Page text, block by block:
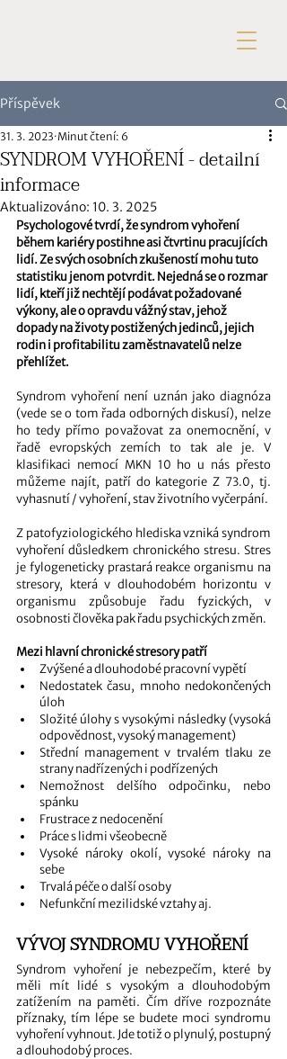
Příspěvek
SYNDROM VYHOŘENÍ - detailní
informace
31. 3. 2023 Minut čtení: 6
Aktualizováno: 10. 3. 2025
Psychologové tvrdí, že syndrom vyhoření
během kariéry postihne asi čtvrtinu pracujících
lidí. Ze svých osobních zkušeností mohu tuto
statistiku jenom potvrdit. Nejedná se o rozmar
lidí, kteří již nechtějí podávat požadované
výkony, ale o opravdu vážný stav, jehož
dopady na životy postižených jedinců, jejich
rodin i profitabilitu zaměstnavatelů nelze
přehlížet.
Syndrom vyhoření není uznán jako diagnóza
(vede se o tom řada odborných diskusí), nelze
ho tedy přímo považovat za onemocnění, v
řadě evropských zemích to tak ale je. V
klasifikaci nemocí MKN 10 ho u nás přesto
můžeme najít, patří do kategorie Z 73.0, tj.
vyhasnutí / vyhoření, stav životního vyčerpání.
Z patofyziologického hlediska vzniká syndrom
vyhoření důsledkem chronického stresu. Stres
je fylogeneticky prastará reakce organismu na
stresory, která v dlouhodobém horizontu v
organismu způsobuje řadu fyzických, v
osobnosti člověka pak řadu psychických změn.
Mezi hlavní chronické stresory patří
Zvýšené a dlouhodobé pracovní vypětí
Nedostatek času, mnoho nedokončených
úloh
Složité úlohy s vysokými následky (vysoká
odpovědnost, vysoký management)
Střední management v trvalém tlaku ze
strany nadřízených i podřízených
Nemožnost delšího odpočinku, nebo
spánku
Frustrace z nedocenění
Práce s lidmi všeobecně
Vysoké nároky okolí, vysoké nároky na
sebe
Trvalá péče o další osoby
Nefunkční mezilidské vztahy aj.
VÝVOJ SYNDROMU VYHOŘENÍ
Syndrom vyhoření je nebezpečím, které by
měli mít lidé s vysokým a dlouhodobým
zatížením na paměti. Čím dříve rozpoznáte
příznaky, tím lépe se budete moci syndromu
vyhoření vyhnout. Jde totiž o plynulý, postupný
a dlouhodobý proces.